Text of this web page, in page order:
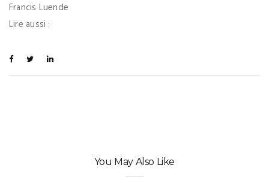
Francis Luende
Lire aussi :
You May Also Like